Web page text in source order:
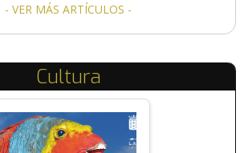
- VER MÁS ARTÍCULOS -
Cultura